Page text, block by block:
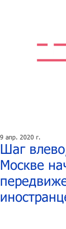
Шаг
Москве
9 апр. 2020 г.